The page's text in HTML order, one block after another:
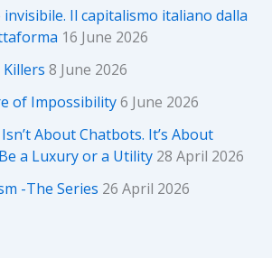
invisibile. Il capitalismo italiano dalla
16 June 2026
8 June 2026
of Impossibility6 June 2026
About Chatbots. It’s About
a Luxury or a Utility 28 April 2026
-The Series 26 April 2026